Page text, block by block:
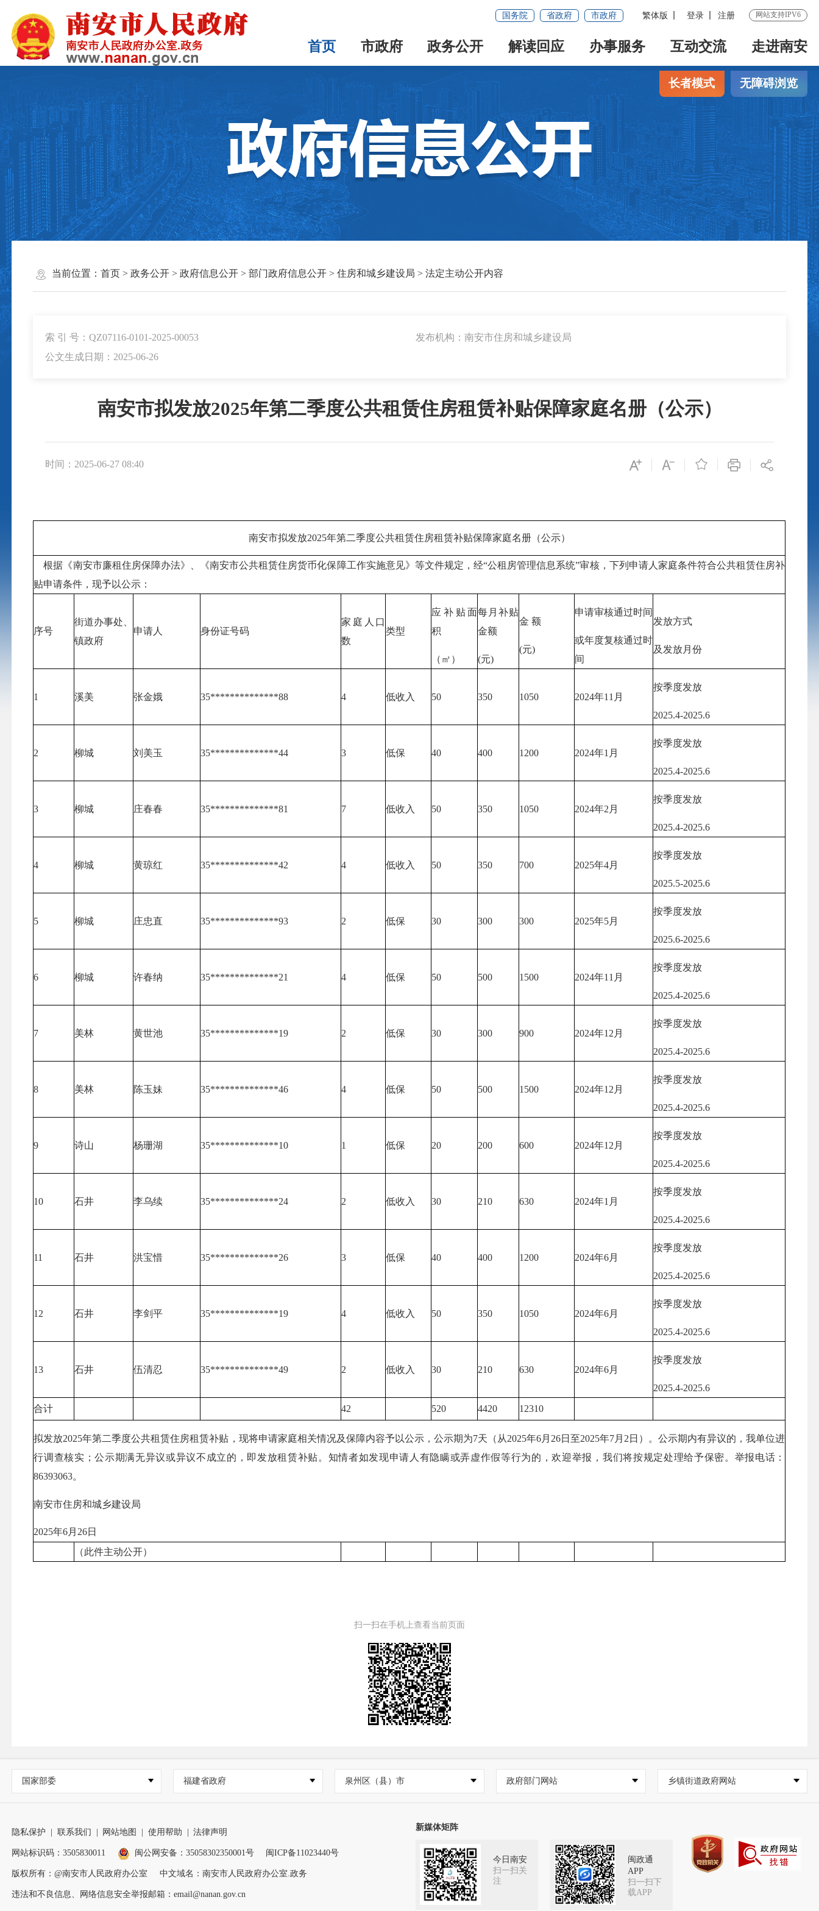
国务院 省政府 市政府 繁体版 登录 注册 网站支持IPV6
首页 市政府 政务公开 解读回应 办事服务 互动交流 走进南安
长者模式 无障碍浏览
当前位置： 首页> 政务公开> 政府信息公开> 部门政府信息公开> 住房和城乡建设局 > 法定主动公开内容
索 引 号：QZ07116-0101-2025-00053
发布机构：南安市住房和城乡建设局
公文生成日期：2025-06-26
南安市拟发放2025年第二季度公共租赁住房租赁补贴保障家庭名册（公示）
时间：2025-06-27 08:40 
南安市拟发放2025年第二季度公共租赁住房租赁补贴保障家庭名册（公示）
根据《南安市廉租住房保障办法》、《南安市公共租赁住房货币化保障工作实施意见》等文件规定，经“公租房管理信息系统”审核，下列申请人家庭条件符合公共租赁住房补
贴申请条件，现予以公示：
序号
街道办事处、
镇政府
申请人 身份证号码
家庭人口
数
类型
应补贴面
积
（㎡）
每月补贴
金额
(元)
金 额
(元)
申请审核通过时间
或年度复核通过时
间
发放方式
及发放月份
1 溪美 张金娥 35**************88 4 低收入 50 350 1050 2024年11月
按季度发放
2025.4-2025.6
2 柳城 刘美玉 35**************44 3 低保 40 400 1200 2024年1月
按季度发放
2025.4-2025.6
3 柳城 庄春春 35**************81 7 低收入 50 350 1050 2024年2月
按季度发放
2025.4-2025.6
4 柳城 黄琼红 35**************42 4 低收入 50 350 700 2025年4月
按季度发放
2025.5-2025.6
5 柳城 庄忠直 35**************93 2 低保 30 300 300 2025年5月
按季度发放
2025.6-2025.6
6 柳城 许春纳 35**************21 4 低保 50 500 1500 2024年11月
按季度发放
2025.4-2025.6
7 美林 黄世池 35**************19 2 低保 30 300 900 2024年12月
按季度发放
2025.4-2025.6
8 美林 陈玉妹 35**************46 4 低保 50 500 1500 2024年12月
按季度发放
2025.4-2025.6
9 诗山 杨珊湖 35**************10 1 低保 20 200 600 2024年12月
按季度发放
2025.4-2025.6
10 石井 李乌续 35**************24 2 低收入 30 210 630 2024年1月
按季度发放
2025.4-2025.6
11 石井 洪宝惜 35**************26 3 低保 40 400 1200 2024年6月
按季度发放
2025.4-2025.6
12 石井 李剑平 35**************19 4 低收入 50 350 1050 2024年6月
按季度发放
2025.4-2025.6
13 石井 伍清忍 35**************49 2 低收入 30 210 630 2024年6月
按季度发放
2025.4-2025.6
合计
42 520 4420 12310
拟发放2025年第二季度公共租赁住房租赁补贴，现将申请家庭相关情况及保障内容予以公示，公示期为7天（从2025年6月26日至2025年7月2日）。公示期内有异议的，我单位进
行调查核实；公示期满无异议或异议不成立的，即发放租赁补贴。知情者如发现申请人有隐瞒或弄虚作假等行为的，欢迎举报，我们将按规定处理给予保密。举报电话：
86393063。
南安市住房和城乡建设局
2025年6月26日
（此件主动公开）
扫一扫在手机上查看当前页面
国家部委 福建省政府 泉州区（县）市 政府部门网站 乡镇街道政府网站
隐私保护 联系我们 网站地图 使用帮助 法律声明
网站标识码：3505830011 闽公网安备：35058302350001号 闽ICP备11023440号
版权所有：@南安市人民政府办公室 中文域名：南安市人民政府办公室.政务
违法和不良信息、网络信息安全举报邮箱：email@nanan.gov.cn
新媒体矩阵
今日南安
扫一扫关
注
闽政通
APP
扫一扫下
载APP